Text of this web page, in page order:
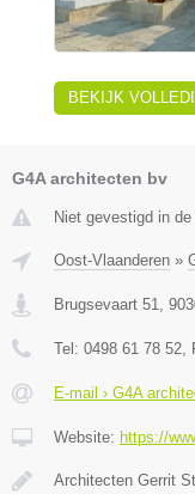
BEKIJK
G4A architecten bv
Niet gevestigd in
Oost-Vlaanderen »
Brugsevaart 51,
Tel: 0498 61 78 52,
E-mail › G4A
Website: https://
Architecten Gerrit